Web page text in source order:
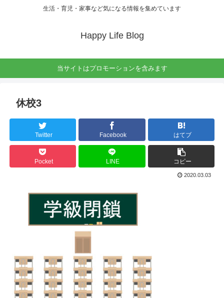
生活・育児・家事など気になる情報を集めています
Happy Life Blog
当サイトはプロモーションを含みます
休校3
Twitter Facebook はてブ
Pocket LINE コピー
2020.03.03